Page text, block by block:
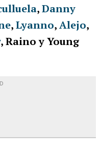
,Danny
,Lyanno,Alejo,
, Raino y Young